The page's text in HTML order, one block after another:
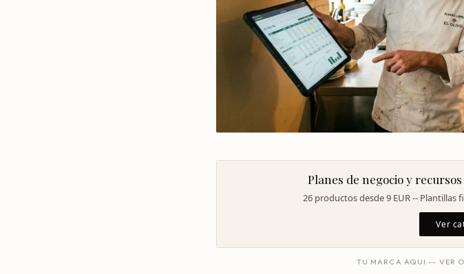
Planes de negocio y
26 productos desde 9 EUR -- Plantillas
Ver
TU MARCA AQUI -- VER